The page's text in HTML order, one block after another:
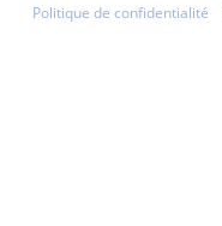
Politique de confidentialité